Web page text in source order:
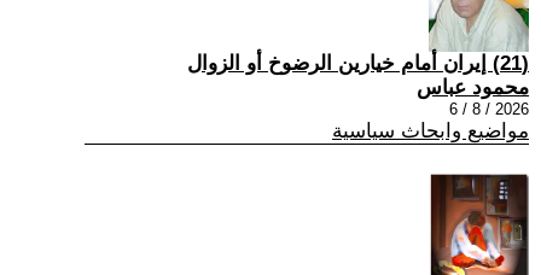
(21) إيران أمام خيارين الرضوخ أو الزوال
محمود عباس
2026 / 8 / 6
مواضيع وابحاث سياسية